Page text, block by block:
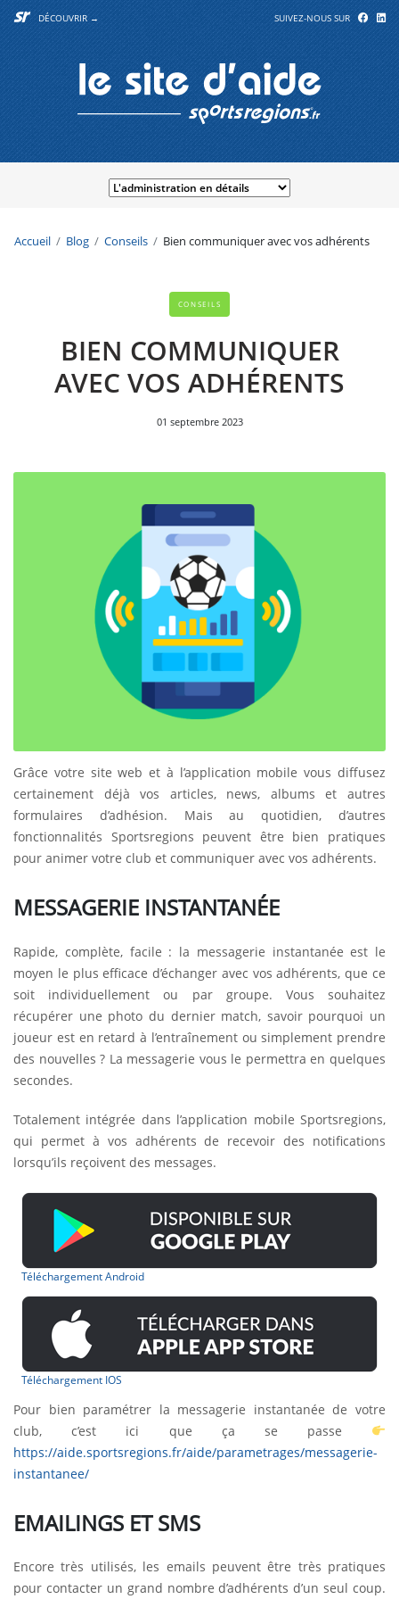
DÉCOUVRIR → SUIVEZ-NOUS SUR
Accueil Blog Conseils Bien communiquer avec vos adhérents
CONSEILS
BIEN COMMUNIQUER
AVEC VOS ADHÉRENTS
01 septembre 2023
Grâce votre site web et à l’application mobile vous diffusez
certainement déjà vos articles, news, albums et autres
formulaires d’adhésion. Mais au quotidien, d’autres
fonctionnalités Sportsregions peuvent être bien pratiques
pour animer votre club et communiquer avec vos adhérents.
MESSAGERIE INSTANTANÉE
Rapide, complète, facile : la messagerie instantanée est le
moyen le plus efficace d’échanger avec vos adhérents, que ce
soit individuellement ou par groupe. Vous souhaitez
récupérer une photo du dernier match, savoir pourquoi un
joueur est en retard à l’entraînement ou simplement prendre
des nouvelles ? La messagerie vous le permettra en quelques
secondes.
Totalement intégrée dans l’application mobile Sportsregions,
qui permet à vos adhérents de recevoir des notifications
lorsqu’ils reçoivent des messages.
Téléchargement Android
Téléchargement IOS
Pour bien paramétrer la messagerie instantanée de votre
club, c’est ici que ça se passe
https://aide.sportsregions.fr/aide/parametrages/messagerie-
instantanee/
EMAILINGS ET SMS
Encore très utilisés, les emails peuvent être très pratiques
pour contacter un grand nombre d’adhérents d’un seul coup.